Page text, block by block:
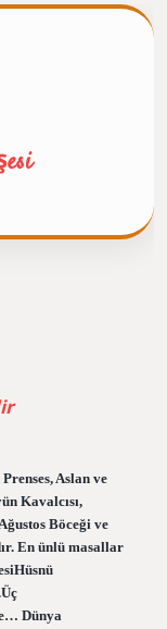
Aslan ve
Kavalcısı,
Böceği ve
En ünlü masallar
Dünya